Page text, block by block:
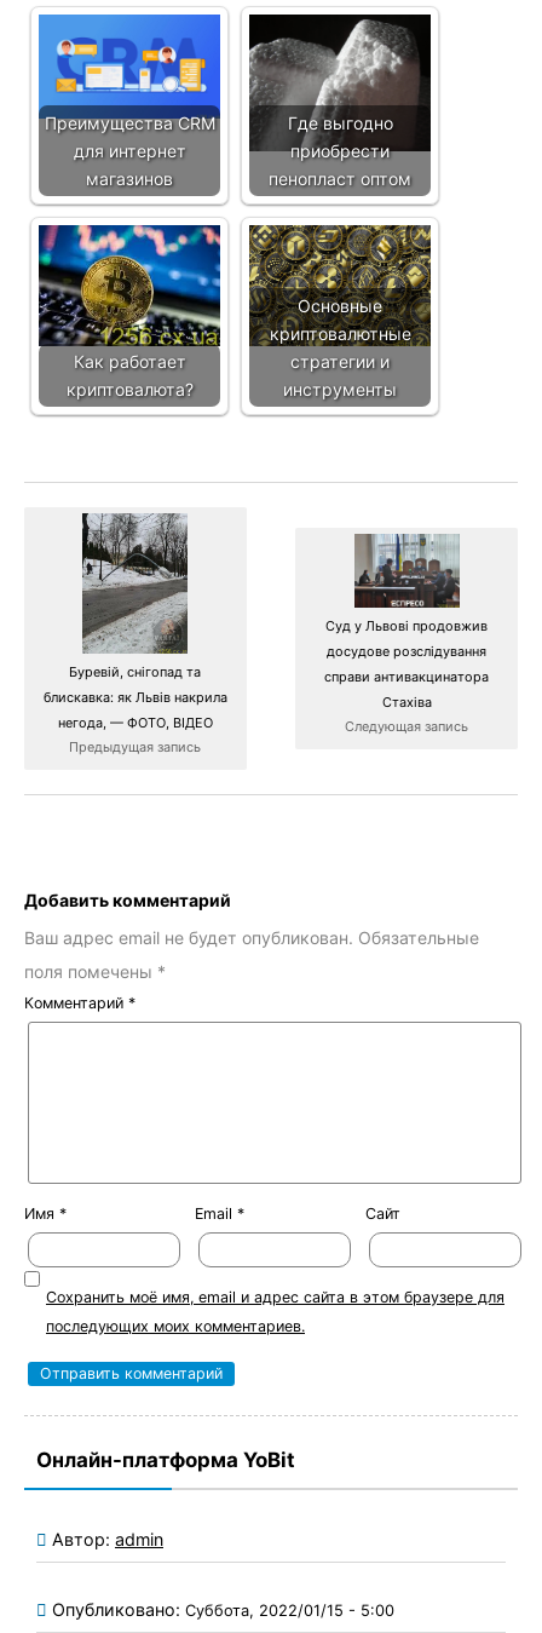
Преимущества CRM
для интернет
магазинов
Где выгодно
приобрести
пенопласт оптом
Как работает
криптовалюта?
Основные
криптовалютные
стратегии и
инструменты
Буревій, снігопад та
блискавка: як Львів накрила
негода, — ФОТО, ВІДЕО
Предыдущая запись
Суд у Львові продовжив
досудове розслідування
справи антивакцинатора
Стахіва
Следующая запись
Добавить комментарий
Ваш адрес email не будет опубликован. Обязательные
поля помечены *
Комментарий *
Имя * Email * Сайт
Сохранить моё имя, email и адрес сайта в этом браузере для
последующих моих комментариев.
Онлайн-платформа YoBit
Автор: admin
Опубликовано: Суббота, 2022/01/15 - 5:00